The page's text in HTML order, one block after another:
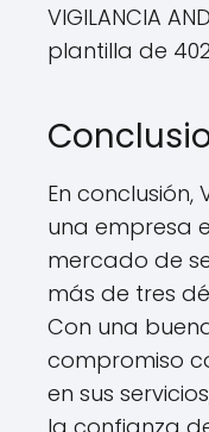
VIGILANCIA
plantilla de
En conclusión,
una empresa
mercado de
más de tres
Con una
compromiso
en sus